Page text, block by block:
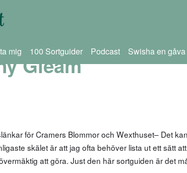
mig 100 Sortguider Podcast Swisha en gåva
Gleam
för Cramers Blommor och Wexthuset– Det
skälet är att jag ofta behöver lista ut ett sätt
att göra. Just den här sortguiden är det